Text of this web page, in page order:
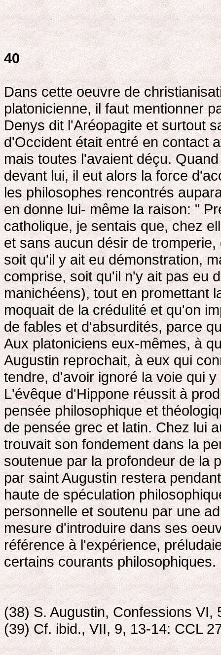
40
Dans cette oeuvre de
platonicienne, il faut mentionner
Denys dit l'Aréopagite et surtout
d'Occident était entré en contact
mais toutes l'avaient déçu.
devant lui, il eut alors la force
les philosophes rencontrés
en donne lui- même la raison: "
catholique, je sentais que, chez
et sans aucun désir de
soit qu'il y ait eu démonstration,
comprise, soit qu'il n'y ait pas eu
manichéens), tout en promettant
moquait de la crédulité et qu'on
de fables et d'absurdités, parce
Aux platoniciens eux-mêmes, à
Augustin reprochait, à eux qui
tendre, d'avoir ignoré la voie qui
L'évêque d'Hippone réussit à
pensée philosophique et
de pensée grec et latin. Chez lui
trouvait son fondement dans la
soutenue par la profondeur de la
par saint Augustin restera
haute de spéculation
personnelle et soutenu par une
mesure d'introduire dans ses
référence à l'expérience,
certains courants philosophiques.
(38) S. Augustin, Confessions VI,
(39) Cf. ibid., VII, 9, 13-14: CCL